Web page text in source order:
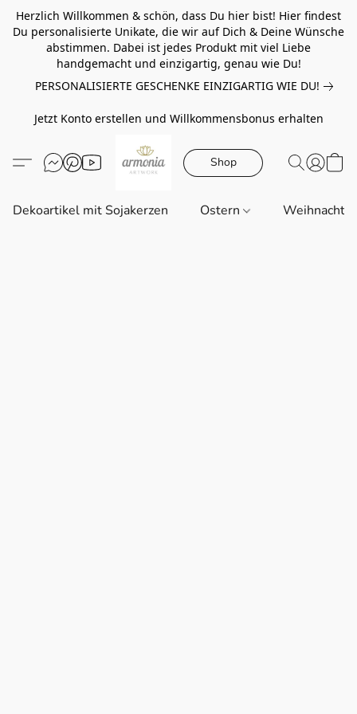
Herzlich Willkommen & schön, dass Du hier bist! Hier findest
Du personalisierte Unikate, die wir auf Dich & Deine Wünsche
abstimmen. Dabei ist jedes Produkt mit viel Liebe
handgemacht und einzigartig, genau wie Du!
PERSONALISIERTE GESCHENKE EINZIGARTIG WIE DU!
Jetzt Konto erstellen und Willkommensbonus erhalten
Shop
Dekoartikel mit Sojakerzen Ostern